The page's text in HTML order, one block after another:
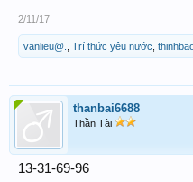
2/11/17
vanlieu@. Trí thức yêu nước
thanbai6688
Thần Tài
13-31-69-96